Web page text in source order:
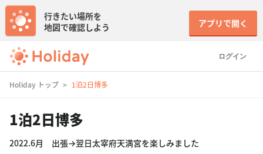
ログイン
行きたい場所を
地図で確認しよう
アプリで開く
Holiday トップ 1泊2日博多
1泊2日博多
2022.6月 出張→翌日太宰府天満宮を楽しみました